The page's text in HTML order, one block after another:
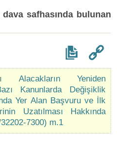
safhasında bulunan
Alacakların Yeniden
Kanunlarda Değişiklik
Yer Alan Başvuru ve İlk
Uzatılması Hakkında
7300) m.1